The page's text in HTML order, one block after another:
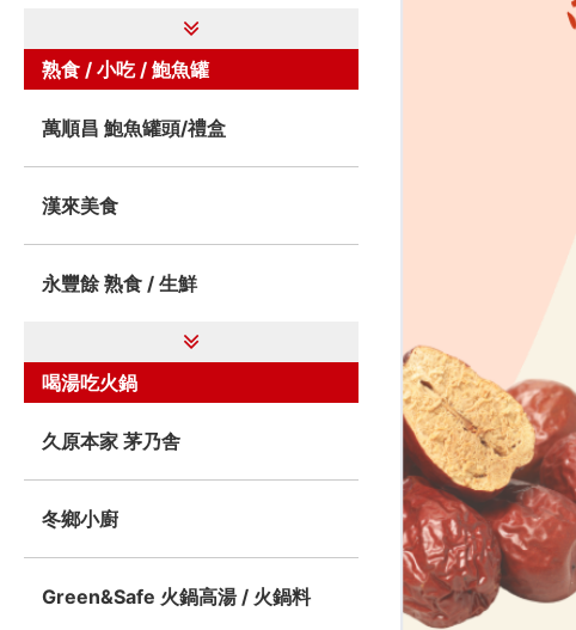
熟食 / 小吃 / 鮑魚罐
萬順昌 鮑魚罐頭/禮盒
漢來美食
永豐餘 熟食 / 生鮮
喝湯吃火鍋
久原本家 茅乃舎
冬鄉小廚
Green&Safe 火鍋高湯 / 火鍋料